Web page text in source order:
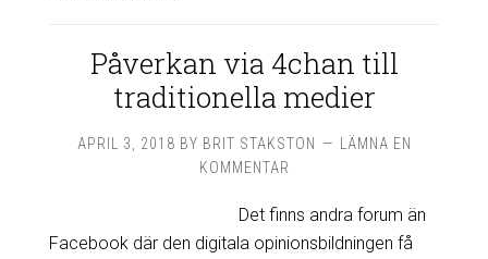
Påverkan via 4chan till
traditionella medier
APRIL 3, 2018 BY BRIT STAKSTON
LÄMNA EN
KOMMENTAR
Det finns andra forum än
Facebook där den digitala opinionsbildningen få